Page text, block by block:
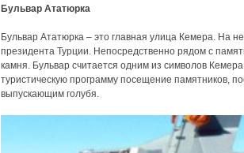
Бульвар Ататюрка
Бульвар Ататюрка – это главная улица Кемера. На
президента Турции. Непосредственно рядом с
камня. Бульвар считается одним из символов
туристическую программу посещение памятников,
выпускающим голубя.